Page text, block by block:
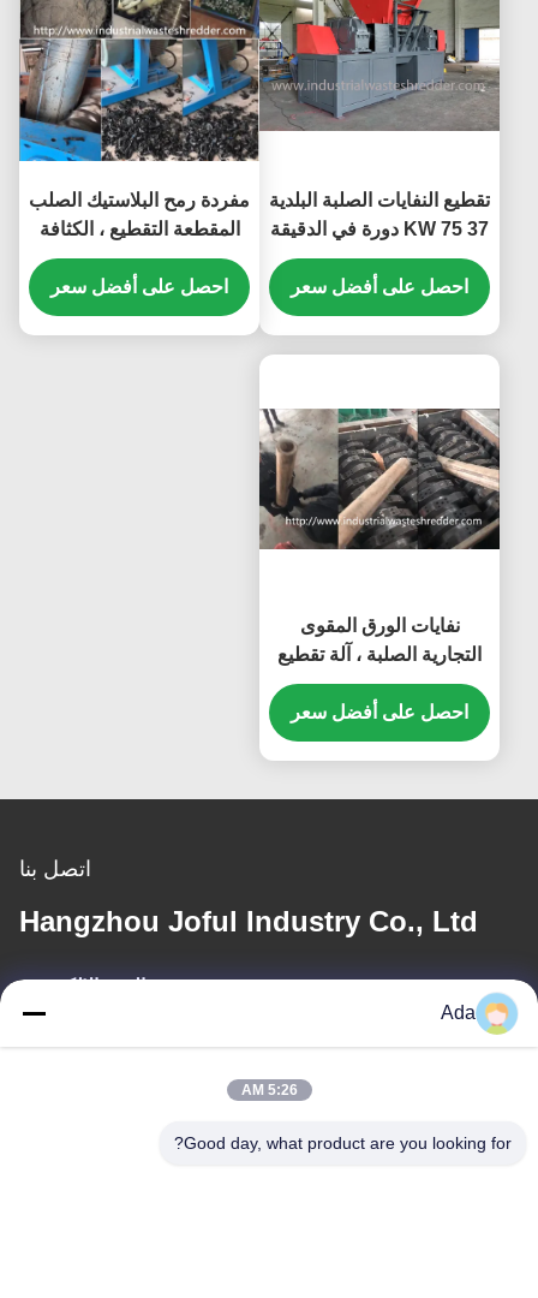
تقطيع النفايات الصلبة البلدية
37 KW 75 دورة في الدقيقة
سرعة الدوران عالية كفاءة
التمزيق
احصل على أفضل سعر
مفردة رمح البلاستيك الصلب
المقطعة التقطيع ، الكثافة
الأنابيب البلاستيكية التقطيع
السلس سرعة
احصل على أفضل سعر
نفايات الورق المقوى
التجارية الصلبة ، آلة تقطيع
الورق الصناعية
احصل على أفضل سعر
اتصل بنا
Hangzhou Joful Industry Co., Ltd
البريد الإلكتروني
Ada
5:26 AM
Good day, what product are you looking for?